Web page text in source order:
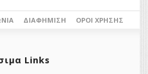
ΔΙΑΦΉΜΙΣΗ ΌΡΟΙ ΧΡΉΣΗΣ
Links